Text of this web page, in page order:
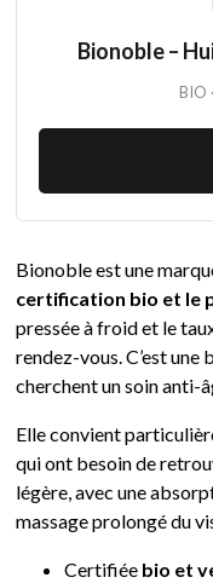
Bionoble –
BIO
Bionoble est une
certification bio et le
pressée à froid et le
rendez-vous. C’est
cherchent un soin anti-
Elle convient
qui ont besoin de
légère, avec une
massage prolongé du
Certifiée bio et